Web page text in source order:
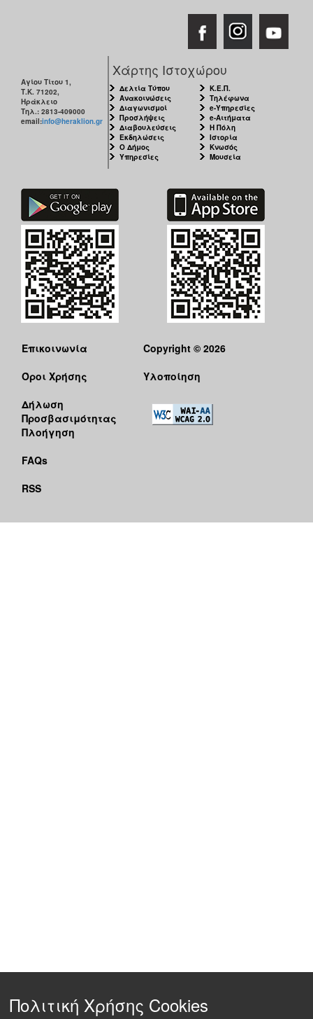
Αγίου Τίτου 1,
Τ.Κ. 71202,
Ηράκλειο
Τηλ.: 2813-409000
email:info@heraklion.gr
Χάρτης Ιστοχώρου
Δελτία Τύπου
Ανακοινώσεις
Διαγωνισμοί
Προσλήψεις
Διαβουλεύσεις
Εκδηλώσεις
Ο Δήμος
Υπηρεσίες
Κ.Ε.Π.
Τηλέφωνα
e-Υπηρεσίες
e-Αιτήματα
Η Πόλη
Ιστορία
Κνωσός
Μουσεία
Επικοινωνία
Όροι Χρήσης
Δήλωση
Προσβασιμότητας
Πλοήγηση
FAQs
RSS
Copyright © 2026
Υλοποίηση
Πολιτική Χρήσης Cookies